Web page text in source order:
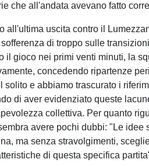
che all'andata avevano fatto
all'ultima uscita contro il
di troppo sulle
il gioco nei primi venti minuti, la
concedendo ripartenze
solito e abbiamo trascurato i
di aver evidenziato queste
collettiva. Per quanto
avere pochi dubbi: "Le idee
ma senza stravolgimenti,
di questa specifica